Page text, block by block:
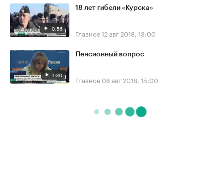
0:56
18 лет гибели «Курска»
Главное12 авг 2018, 13:00
1:30
Пенсионный вопрос
Главное 08 авг 2018, 15:00